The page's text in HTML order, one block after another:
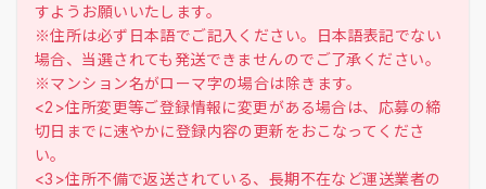
すようお願いいたします。
※住所は必ず日本語でご記入ください。日本語表記でない
場合、当選されても発送できませんのでご了承ください。
※マンション名がローマ字の場合は除きます。
<2>住所変更等ご登録情報に変更がある場合は、応募の締
切日までに速やかに登録内容の更新をおこなってくださ
い。
<3>住所不備で返送されている、長期不在など運送業者の